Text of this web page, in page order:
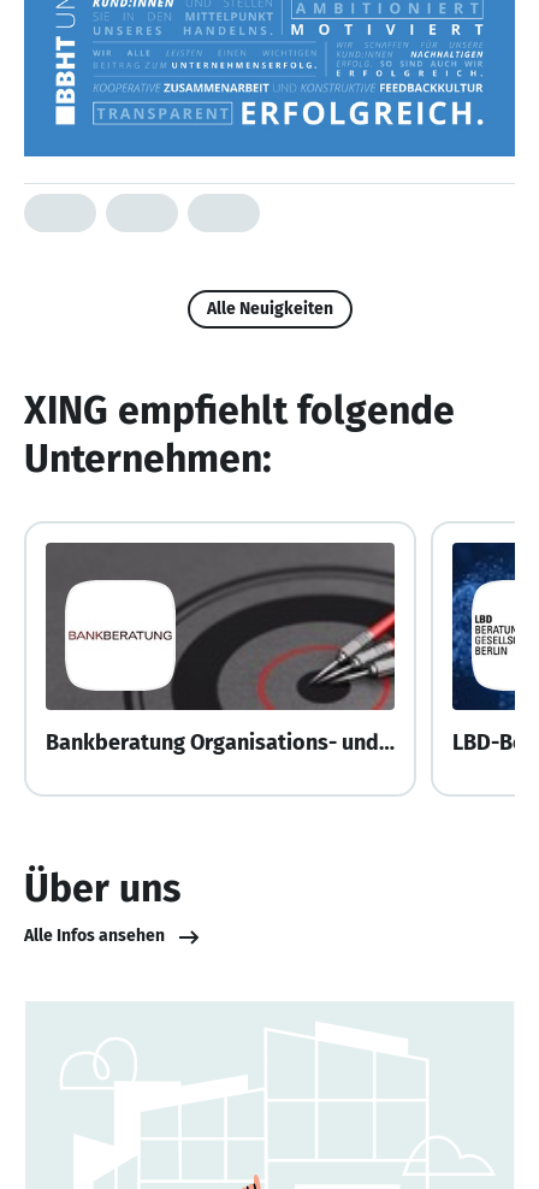
Alle Neuigkeiten
XING empfiehlt folgende
Unternehmen:
Bankberatung Organisations- und IT-Beratung für Banken AG LBD-
Über uns
Alle Infos ansehen